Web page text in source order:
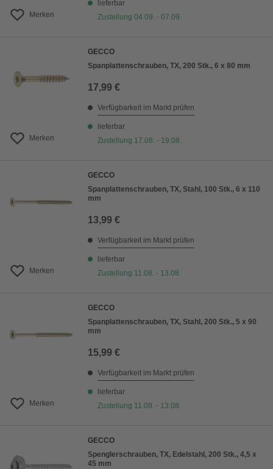
Merken
lieferbar
Zustellung 04.09. - 07.09.
Merken
GECCO
Spanplattenschrauben, TX, 200 Stk., 6 x 80 mm
17,99 €
Verfügbarkeit im Markt prüfen
lieferbar
Zustellung 17.08. - 19.08.
Merken
GECCO
Spanplattenschrauben, TX, Stahl, 100 Stk., 6 x 110
mm
13,99 €
Verfügbarkeit im Markt prüfen
lieferbar
Zustellung 11.08. - 13.08.
Merken
GECCO
Spanplattenschrauben, TX, Stahl, 200 Stk., 5 x 90
mm
15,99 €
Verfügbarkeit im Markt prüfen
lieferbar
Zustellung 11.08. - 13.08.
GECCO
Spenglerschrauben, TX, Edelstahl, 200 Stk., 4,5 x
45 mm